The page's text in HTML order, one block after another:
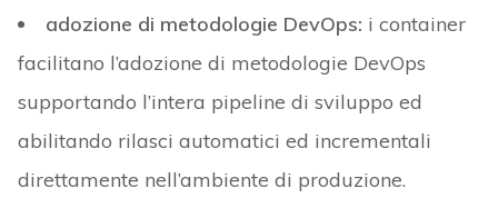
adozione di metodologie DevOps: i container
facilitano l’adozione di metodologie DevOps
supportando l’intera pipeline di sviluppo ed
abilitando rilasci automatici ed incrementali
direttamente nell’ambiente di produzione.